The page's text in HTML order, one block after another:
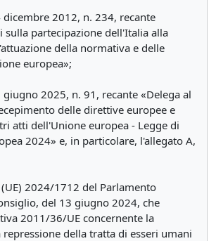
dicembre 2012, n. 234, recante
sulla partecipazione dell'Italia alla
della normativa e delle
europea»;
giugno 2025, n. 91, recante «Delega al
delle direttive europee e
atti dell'Unione europea - Legge di
2024» e, in particolare, l'allegato A,
2024/1712 del Parlamento
del 13 giugno 2024, che
2011/36/UE concernente la
repressione della tratta di esseri umani